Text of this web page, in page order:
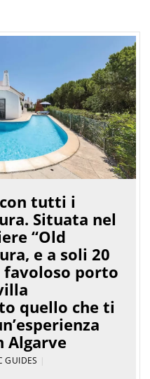
tutti i
Situata nel
“Old
e a soli 20
porto
quello che ti
Algarve
GUIDES |